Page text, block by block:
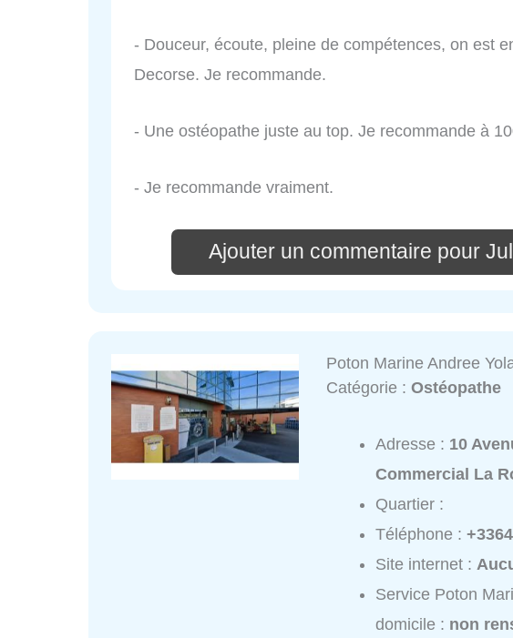
- Douceur, écoute, pleine de compétences, on est
Decorse. Je recommande.
- Une ostéopathe juste au top. Je recommande à
- Je recommande vraiment.
Ajouter un commentaire pour
Poton Marine Andree
Catégorie :Ostéopathe
Adresse : 10
Commercial La
Quartier :
Téléphone :
Site internet :
Service Poton
domicile : non